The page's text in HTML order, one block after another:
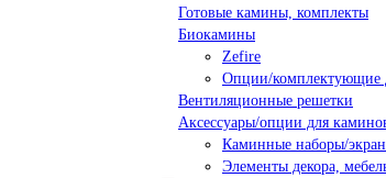
Готовые камины, комплекты
Биокамины
Zefire
Опции/комплектующие
Вентиляционные решетки
Аксессуары/опции для
Каминные наборы/
Элементы декора,